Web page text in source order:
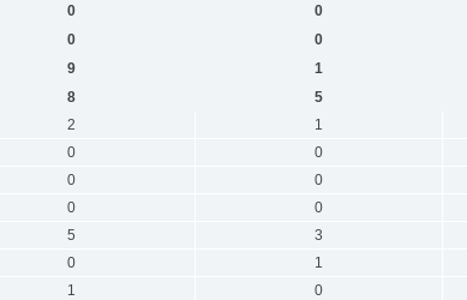
0 0
0 0
9 1
8 5
2 1
0 0
0 0
0 0
5 3
0 1
1 0